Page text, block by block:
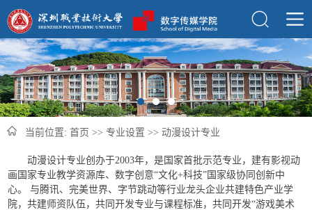
当前位置: 首页 >> 专业设置 >> 动漫设计专业
动漫设计专业创办于2003年，是国家首批示范专业，建有影视动
画国家专业教学资源库、数字创意“文化+科技”国家级协同创新中
心。 与腾讯、完美世界、字节跳动等行业龙头企业共建特色产业学
院，共建师资队伍，共同开发专业与课程标准，共同开发“游戏美术